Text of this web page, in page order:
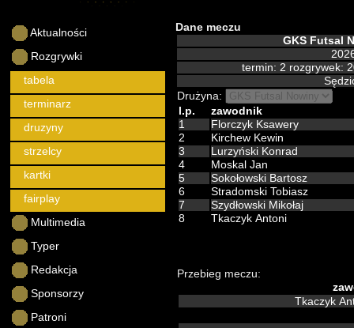
Aktualności
Rozgrywki
tabela
terminarz
druzyny
strzelcy
kartki
fairplay
Multimedia
Typer
Redakcja
Sponsorzy
Patroni
Dane meczu
GKS Futsal
termin: 2 rozgrywek:
Drużyna:
l.p.
zawodnik
1
Florczyk Ksawery
2
Kirchew Kewin
3
Lurzyński Konrad
4
Moskal Jan
5
Sokołowski Bartosz
6
Stradomski Tobiasz
7
Szydłowski Mikołaj
8
Tkaczyk Antoni
Przebieg meczu:
Tkaczyk